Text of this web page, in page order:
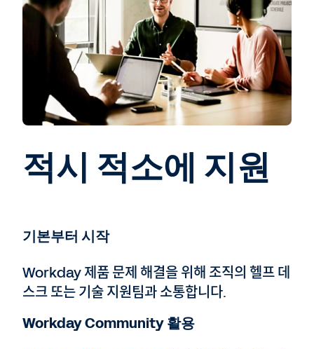
적시 적소에 지원
기본부터 시작
Workday 제품 문제 해결을 위해 조직의 헬프 데
스크 또는 기술 지원팀과 소통합니다.
Workday Community 활용